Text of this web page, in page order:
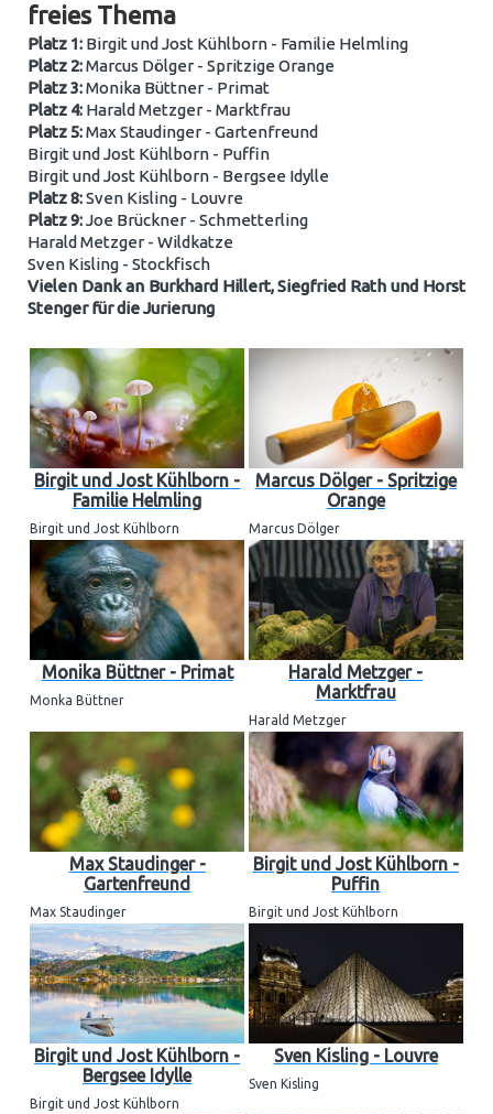
freies Thema
Platz 1: Birgit und Jost Kühlborn - Familie Helmling
Platz 2:Marcus Dölger - Spritzige Orange
Platz 3:Monika Büttner - Primat
Platz 4: Harald Metzger - Marktfrau
Platz 5:Max Staudinger - Gartenfreund
Birgit und Jost Kühlborn - Puffin
Birgit und Jost Kühlborn - Bergsee Idylle
Platz 8:Sven Kisling - Louvre
Platz 9:Joe Brückner - Schmetterling
Harald Metzger - Wildkatze
Sven Kisling - Stockfisch
Vielen Dank an Burkhard Hillert, Siegfried Rath und Horst
Stenger für die Jurierung
Birgit und Jost Kühlborn -
Familie Helmling
Birgit und Jost Kühlborn
Marcus Dölger - Spritzige
Orange
Marcus Dölger
Monika Büttner - Primat
Monka Büttner
Harald Metzger -
Marktfrau
Harald Metzger
Max Staudinger -
Gartenfreund
Max Staudinger
Birgit und Jost Kühlborn -
Puffin
Birgit und Jost Kühlborn
Birgit und Jost Kühlborn -
Bergsee Idylle
Birgit und Jost Kühlborn
Sven Kisling - Louvre
Sven Kisling